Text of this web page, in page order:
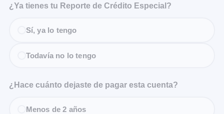
¿Ya tienes tu Reporte de Crédito Especial?
Sí, ya lo tengo
Todavía no lo tengo
¿Hace cuánto dejaste de pagar esta cuenta?
Menos de 2 años